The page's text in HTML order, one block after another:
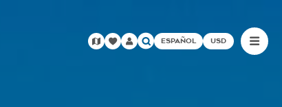
ESPAÑOL USD